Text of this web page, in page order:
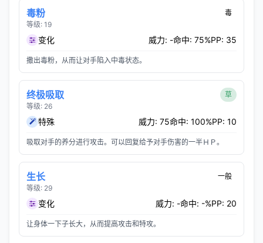
毒粉
等级: 19
毒
变化 威力: -命中: 75%PP: 35
撒出毒粉，从而让对手陷入中毒状态。
终极吸取
等级: 26
草
特殊 威力: 75命中: 100%PP: 10
吸取对手的养分进行攻击。可以回复给予对手伤害的一半ＨＰ。
生长
等级: 29
一般
变化 威力: -命中: -%PP: 20
让身体一下子长大，从而提高攻击和特攻。